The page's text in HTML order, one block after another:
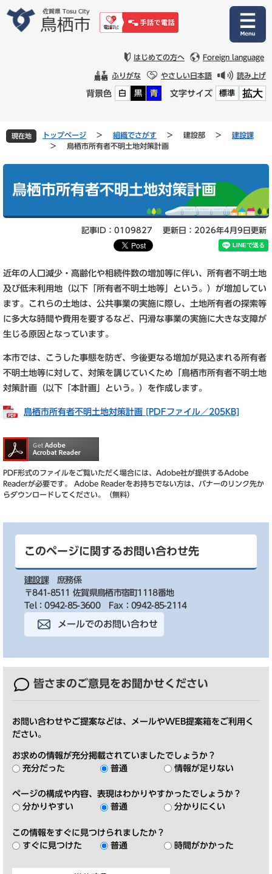
文
はじめての方へ Foreign language
ふりがな やさしい日本語 読み上げ
背景色 白 黒 青 文字サイズ 標準 拡大
現在地 トップページ > 組織でさがす > 建設部 >
建設課
>
鳥栖市所有者不明土地対策計画
鳥栖市所有者不明土地対策計画
記事ID：0109827 更新日：2026年4月9日更新
近年の人口減少・高齢化や相続件数の増加等に伴い、所有者不明土地
及び低未利用地（以下「所有者不明土地等」という。）が増加してい
ます。これらの土地は、公共事業の実施に際し、土地所有者の探索等
に多大な時間や費用を要するなど、円滑な事業の実施に大きな支障が
生じる原因となっています。
本市では、こうした事態を防ぎ、今後更なる増加が見込まれる所有者
不明土地等に対して、対策を講じていくため「鳥栖市所有者不明土地
対策計画（以下「本計画」という。）を作成します。
鳥栖市所有者不明土地対策計画 [PDFファイル／205KB]
PDF形式のファイルをご覧いただく場合には、Adobe社が提供するAdobe
Readerが必要です。
Adobe Readerをお持ちでない方は、バナーのリンク先か
らダウンロードしてください。（無料）
このページに関するお問い合わせ先
建設課
庶務係
〒841-8511 佐賀県鳥栖市宿町1118番地
Tel：0942-85-3600
Fax：0942-85-2114
メールでのお問い合わせ
皆さまのご意見をお聞かせください
お問い合わせやご提案などは、メールやWEB提案箱をご利用く
ださい。
お求めの情報が充分掲載されていましたでしょうか？
充分だった
普通 情報が足りない
ページの構成や内容、表現はわかりやすかったでしょうか？
分かりやすい
普通 分かりにくい
この情報をすぐに見つけられましたか？
すぐに見つけた
普通 時間がかかった